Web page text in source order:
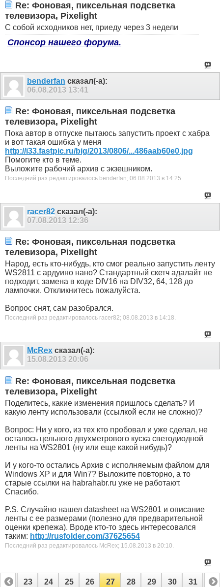
      pixel[i+1].g=pixel[i].g;
      pixel[i+1].b=pixel[i].b;
      pixel[i].r=0;
      pixel[i].g=0;
      pixel[i].b=0;
      set_pix(num);
// delay(10); //пауза между вспышками
void set_pix(uint8_t num)
   for(uint8_t i=0; i<num; i++)
   {
      SPI.transfer(pixel[i].b);
      SPI.transfer(pixel[i].g);
      SPI.transfer(pixel[i].r);
    }
  delay(1);
}
Re: Фоновая, пиксельная подсветка
телевизора, Pixelight
С собой исходников нет, приеду через 3 недели
Спонсор нашего форума.
benderfan сказал(-а):
06.08.2013 13:41
Re: Фоновая, пиксельная подсветка
телевизора, Pixelight
Пока автор в отпуске пытаюсь запустить проект с хабра
и вот такая ошибка у меня
http://i33.fastpic.ru/big/2013/0806/...486aab60e0.jpg
Помогите кто в теме.
Выложите рабочий архив с экзешником.
Последний раз редактировалось benderfan; 06.08.2013 в 14:25.
racer82 сказал(-а):
07.08.2013 12:36
Re: Фоновая, пиксельная подсветка
телевизора, Pixelight
Народ, есть кто-нибудь, кто смог реально запустить ленту
WS2811 с ардуино нано? Стандартный скетч адалайт не
подходит, замена в коде DIV16 на DIV32, 64, 128 до
лампочки. Откликнитесь пожалуйста.
Вопрос снят, сам разобрался.
Последний раз редактировалось racer82; 08.08.2013 в 14:18.
McRex сказал(-а):
15.08.2013 20:06
Re: Фоновая, пиксельная подсветка
телевизора, Pixelight
Поделитесь, какие изменения пришлось сделать? И
какую ленту использовали (ссылкой если не сложно)?
Вопрос: Ни у кого, из тех кто пробовал и уже сделал, не
осталось цельного двухметрового куска светодиодной
ленты на WS2801 (ну или еще какой нибудь)?
И у кого-то остались Архив с исполняемым файлом для
Windows XP и для Win7? Выложите повторно, а то
старые ссылки на habrahabr.ru уже не работают.
Спасибо.
P.S. Случайно нашел datasheet на WS2801 и описание
ленты с ее размерами (полезно для предварительной
оценки крепежа). Вроде кто-то здесь интересовался
таким: http://rusfolder.com/37625654
Последний раз редактировалось McRex; 15.08.2013 в 20:10
22 23 24 25 26 27 28 29 30 31 32